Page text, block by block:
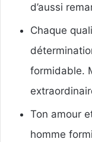
d’aussi
Chaque
formidable.
Ton amour
homme